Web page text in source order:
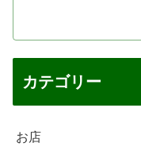
カテゴリー
お店